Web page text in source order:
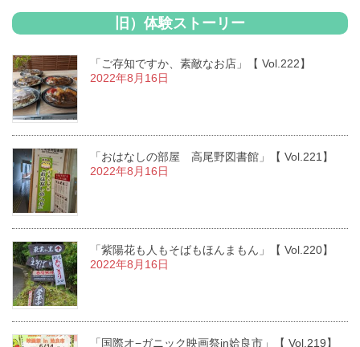
旧）体験ストーリー
「ご存知ですか、素敵なお店」【 Vol.222】
2022年8月16日
「おはなしの部屋 高尾野図書館」【 Vol.221】
2022年8月16日
「紫陽花も人もそばもほんまもん」【 Vol.220】
2022年8月16日
「国際オ−ガニック映画祭in姶良市」【 Vol.219】